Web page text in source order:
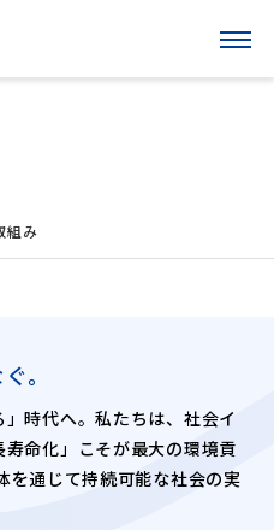
組み
。
」時代へ。私たちは、社会イ
命化」こそが最大の環境貢
を通じて持続可能な社会の実